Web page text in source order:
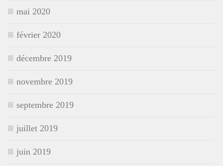
mai 2020
février 2020
décembre 2019
novembre 2019
septembre 2019
juillet 2019
juin 2019